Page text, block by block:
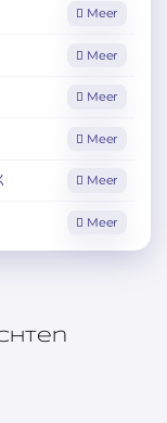
Meer
Meer
Meer
Meer
Meer
Meer